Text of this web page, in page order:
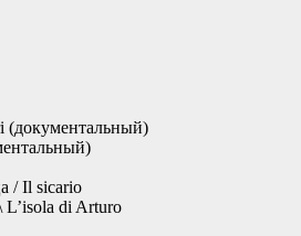
(документальный)
/ Il sicario
di Arturo